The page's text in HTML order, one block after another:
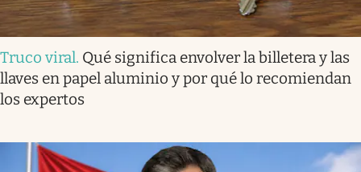
Truco viral. Qué significa envolver la billetera y las
llaves en papel aluminio y por qué lo recomiendan
los expertos